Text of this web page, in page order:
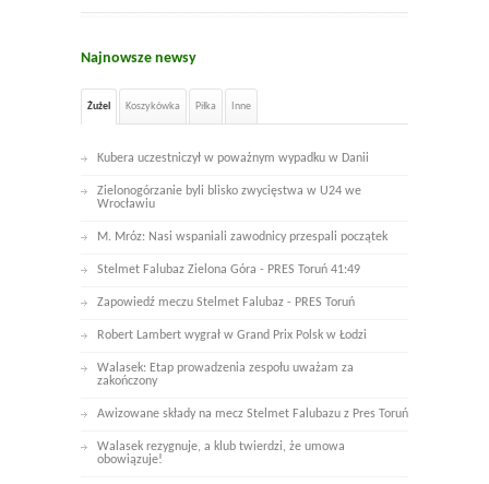
Najnowsze newsy
Żużel Koszykówka Piłka Inne
Kubera uczestniczył w poważnym wypadku w Danii
Zielonogórzanie byli blisko zwycięstwa w U24 we
Wrocławiu
M. Mróz: Nasi wspaniali zawodnicy przespali początek
Stelmet Falubaz Zielona Góra - PRES Toruń 41:49
Zapowiedź meczu Stelmet Falubaz - PRES Toruń
Robert Lambert wygrał w Grand Prix Polsk w Łodzi
Walasek: Etap prowadzenia zespołu uważam za
zakończony
Awizowane składy na mecz Stelmet Falubazu z Pres Toruń
Walasek rezygnuje, a klub twierdzi, że umowa
obowiązuje!